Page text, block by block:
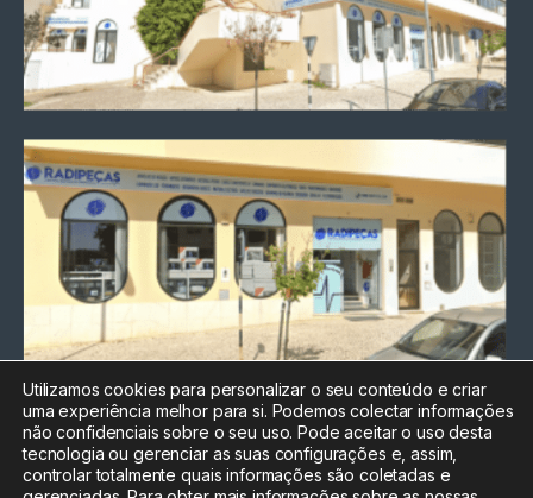
Chamada para a rede fixa
nacional
Electrónica:212
Utilizamos cookies para personalizar o seu conteúdo e criar
uma experiência melhor para si. Podemos colectar informações
não confidenciais sobre o seu uso. Pode aceitar o uso desta
tecnologia ou gerenciar as suas configurações e, assim,
controlar totalmente quais informações são coletadas e